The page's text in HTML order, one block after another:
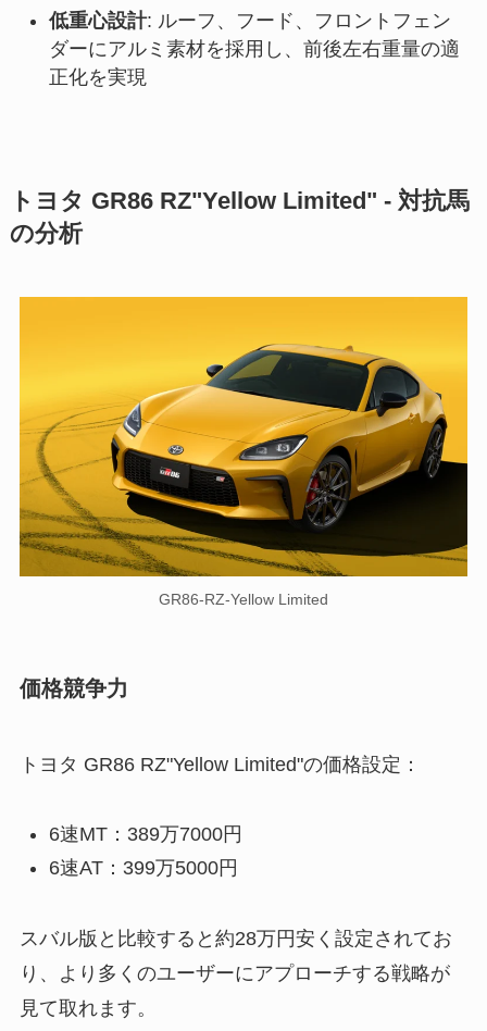
低重心設計: ルーフ、フード、フロントフェン
ダーにアルミ素材を採用し、前後左右重量の適
正化を実現
トヨタ GR86 RZ"Yellow Limited" - 対抗馬
の分析
GR86-RZ-Yellow Limited
価格競争力
トヨタ GR86 RZ"Yellow Limited"の価格設定：
6速MT：389万7000円
6速AT：399万5000円
スバル版と比較すると約28万円安く設定されてお
り、より多くのユーザーにアプローチする戦略が
見て取れます。